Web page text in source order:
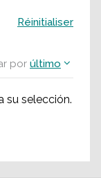
por último
su selección.
Réinitialiser